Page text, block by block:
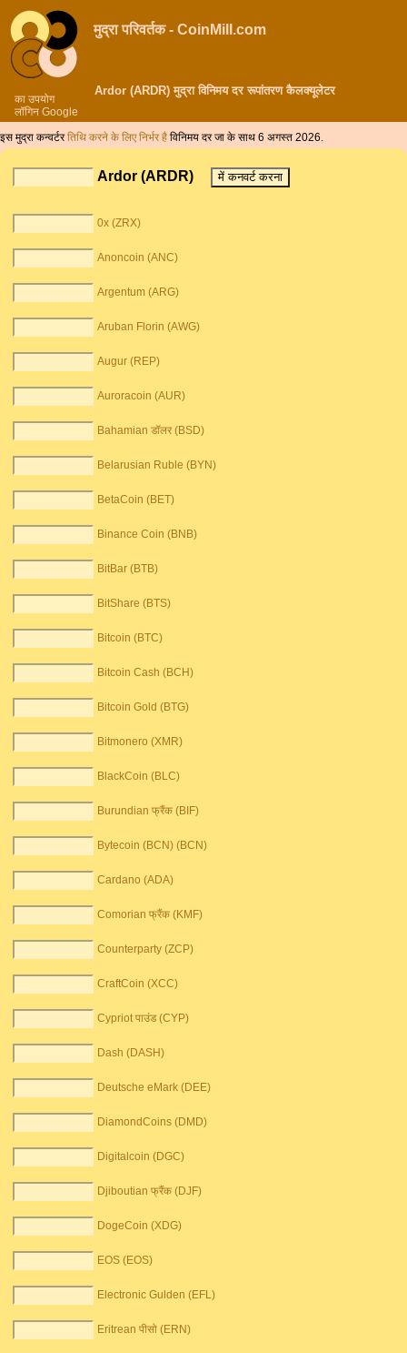
का उपयोग
लॉगिन Google
मुद्रा परिवर्तक - CoinMill.com
Ardor (ARDR) मुद्रा विनिमय दर रूपांतरण कैलक्यूलेटर
इस मुद्रा कन्वर्टरतिथि करने के लिए निर्भर है विनिमय दर जा के साथ 6 अगस्त 2026.
Ardor (ARDR)
0x (ZRX)
Anoncoin (ANC)
Argentum (ARG)
Aruban Florin (AWG)
Augur (REP)
Auroracoin (AUR)
Bahamian डॉलर (BSD)
Belarusian Ruble (BYN)
BetaCoin (BET)
Binance Coin (BNB)
BitBar (BTB)
BitShare (BTS)
Bitcoin (BTC)
Bitcoin Cash (BCH)
Bitcoin Gold (BTG)
Bitmonero (XMR)
BlackCoin (BLC)
Burundian फ्रैंक (BIF)
Bytecoin (BCN) (BCN)
Cardano (ADA)
Comorian फ्रैंक (KMF)
Counterparty (ZCP)
CraftCoin (XCC)
Cypriot पाउंड (CYP)
Dash (DASH)
Deutsche eMark (DEE)
DiamondCoins (DMD)
Digitalcoin (DGC)
Djiboutian फ्रैंक (DJF)
DogeCoin (XDG)
EOS (EOS)
Electronic Gulden (EFL)
Eritrean पीसो (ERN)